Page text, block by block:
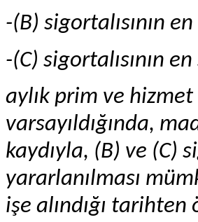
-(B) sigortalısının
-(C) sigortalısının
aylık prim ve
varsayıldığında,
kaydıyla, (B) ve (C)
yararlanılması
işe alındığı